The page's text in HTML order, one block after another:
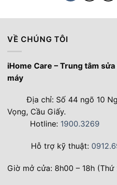
VỀ CHÚNG TÔI
iHome Care – Trung tâm
máy
Địa chỉ: Số 44 ngõ 10
Vọng, Cầu Giấy.
Hotline: 1900.3269
Hỗ trợ kỹ thuật:
Giờ mở cửa: 8h00 – 18h (Thứ